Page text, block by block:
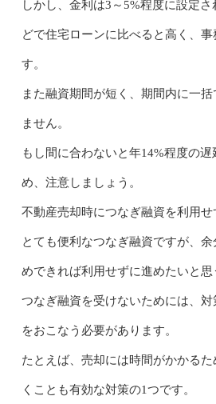
しかし、金利は3～5%程度に設定
どで住宅ローンに比べると高く、
す。
また融資期間が短く、期間内に一
ません。
もし間に合わないと年14%程度の
め、注意しましょう。
不動産売却時につなぎ融資を利用せ
とても便利なつなぎ融資ですが、
めできれば利用せずに進めたいと思
つなぎ融資を受けないためには、
をおこなう必要があります。
たとえば、売却には時間がかかる
くことも有効な対策の1つです。